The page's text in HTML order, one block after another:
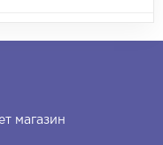
магазин